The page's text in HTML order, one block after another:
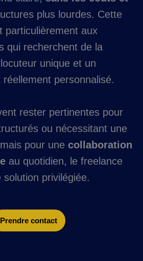
plus lourdes. Cette
particulièrement aux
qui recherchent de la
unique et un
personnalisé.
rester pertinentes pour
ou nécessitant une
pour une collaboration
au quotidien, le freelance
privilégiée.
Prendre contact